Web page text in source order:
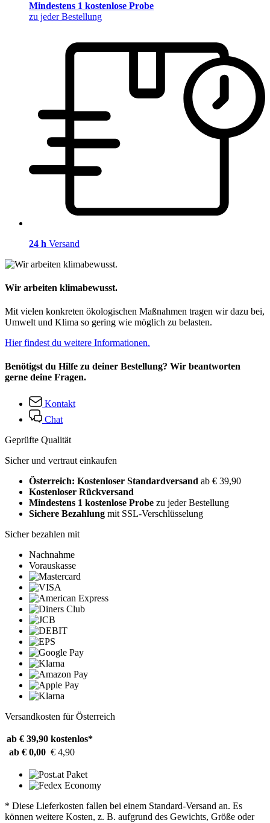
Mindestens 1 kostenlose Probe
zu jeder Bestellung
24 h Versand
Wir arbeiten klimabewusst.
Mit vielen konkreten ökologischen Maßnahmen tragen wir dazu bei,
Umwelt und Klima so gering wie möglich zu belasten.
Hier findest du weitere Informationen.
Benötigst du Hilfe zu deiner Bestellung? Wir beantworten
gerne deine Fragen.
Kontakt
Chat
Geprüfte Qualität
Sicher und vertraut einkaufen
Österreich: Kostenloser Standardversand ab € 39,90
Kostenloser Rückversand
Mindestens 1 kostenlose Probe zu jeder Bestellung
Sichere Bezahlung mit SSL-Verschlüsselung
Sicher bezahlen mit
Nachnahme
Vorauskasse
Versandkosten für Österreich
ab € 39,90 kostenlos*
ab € 0,00 € 4,90
* Diese Lieferkosten fallen bei einem Standard-Versand an. Es
können weitere Kosten, z. B. aufgrund des Gewichts, Größe oder